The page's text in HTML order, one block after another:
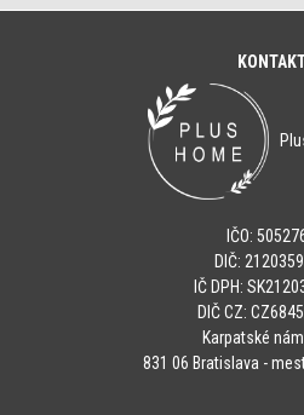
IČO:
DIČ:
IČ DPH:
DIČ CZ:
Karpatské
831 06 Bratislava -